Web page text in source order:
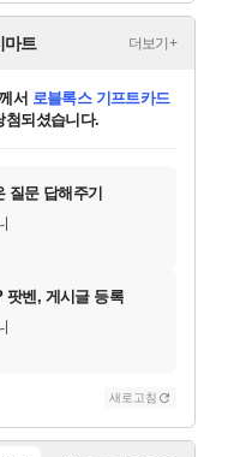
마트 더보기+
다.
다.
다.
서 로블록스 기프트카드
첨되셨습니다.
다.
다.
다.
다.
코드)를 교환.
다.
질문 답해주기
팟벤, 게시글 등록
새로고침